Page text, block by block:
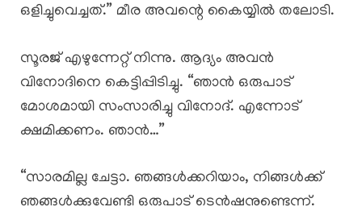
ഒളിച്ചുവെച്ചത്.” മീര അവന്റെ കൈയ്യിൽ തലോടി.
സൂരജ് എഴുന്നേറ്റ് നിന്നു. ആദ്യം അവൻ
വിനോദിനെ കെട്ടിപ്പിടിച്ചു. “ഞാൻ ഒരുപാട്
മോശമായി സംസാരിച്ചു വിനോദ്. എന്നോട്
ക്ഷമിക്കണം. ഞാൻ…”
“സാരമില്ല ചേട്ടാ. ഞങ്ങൾക്കറിയാം, നിങ്ങൾക്ക്
ഞങ്ങൾക്കുവേണ്ടി ഒരുപാട് ടെൻഷനുണ്ടെന്ന്.